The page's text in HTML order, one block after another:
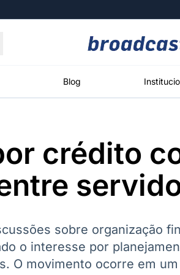
Blog
Político
Os bastidores da
Energia
O setor de
White
Plataforma
Broadcast
Broadcast
crédito
sobre organização
o interesse por
O movimento ocorre em